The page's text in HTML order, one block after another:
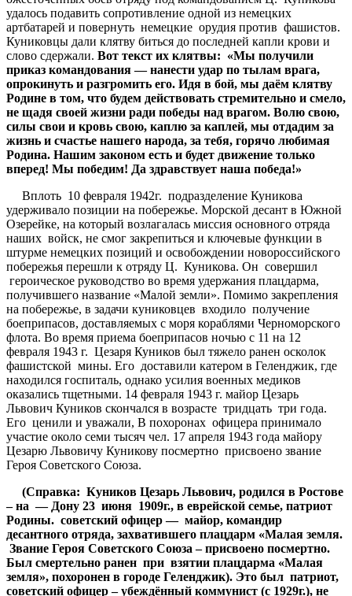
удалось подавить сопротивление одной из немецких
артбатарей и повернуть немецкие орудия против фашистов.
Куниковцы дали клятву биться до последней капли крови и
слово сдержали. Вот текст их клятвы: «Мы получили
приказ командования — нанести удар по тылам врага,
опрокинуть и разгромить его. Идя в бой, мы даём клятву
Родине в том, что будем действовать стремительно и смело,
не щадя своей жизни ради победы над врагом. Волю свою,
силы свои и кровь свою, каплю за каплей, мы отдадим за
жизнь и счастье нашего народа, за тебя, горячо любимая
Родина. Нашим законом есть и будет движение только
вперед! Мы победим! Да здравствует наша победа!»
Вплоть 10 февраля 1942г. подразделение Куникова
удерживало позиции на побережье. Морской десант в Южной
Озерейке, на который возлагалась миссия основного отряда
наших войск, не смог закрепиться и ключевые функции в
штурме немецких позиций и освобождении новороссийского
побережья перешли к отряду Ц. Куникова. Он совершил
героическое руководство во время удержания плацдарма,
получившего название «Малой земли». Помимо закрепления
на побережье, в задачи куниковцев входило получение
боеприпасов, доставляемых с моря кораблями Черноморского
флота. Во время приема боеприпасов ночью с 11 на 12
февраля 1943 г. Цезаря Куников был тяжело ранен осколок
фашистской мины. Его доставили катером в Геленджик, где
находился госпиталь, однако усилия военных медиков
оказались тщетными. 14 февраля 1943 г. майор Цезарь
Львович Куников скончался в возрасте тридцать три года.
Его ценили и уважали, В похоронах офицера принимало
участие около семи тысяч чел. 17 апреля 1943 года майору
Цезарю Львовичу Куникову посмертно присвоено звание
Героя Советского Союза.
(Справка: Куников Цезарь Львович, родился в Ростове
– на — Дону 23 июня 1909г., в еврейской семье, патриот
Родины. советский офицер — майор, командир
десантного отряда, захватившего плацдарм «Малая земля.
Звание Героя Советского Союза – присвоено посмертно.
Был смертельно ранен при взятии плацдарма «Малая
земля», похоронен в городе Геленджик). Это был патриот,
советский офицер – убеждённый коммунист (с 1929г.), не